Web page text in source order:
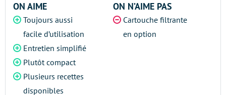
ON AIME
Toujours aussi
facile d’utilisation
Entretien simplifié
Plutôt compact
Plusieurs recettes
disponibles
ON N’AIME PAS
Cartouche filtrante
en option